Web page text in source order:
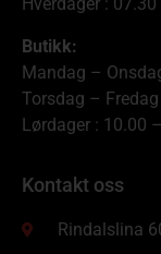
Butikk:
Mandag –
Torsdag –
Lørdager : 10.00
Kontakt oss
Rindalslina